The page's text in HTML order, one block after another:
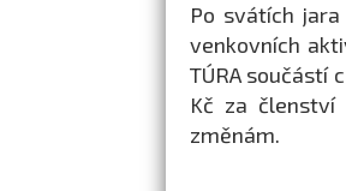
Po svátích
venkovních
TÚRA součástí
Kč za členství
změnám.